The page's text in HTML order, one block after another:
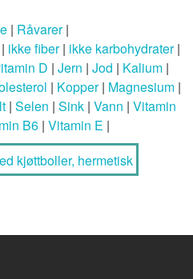
| Råvarer|
ikke fiber| ikke karbohydrater|
D | Jern | Jod | Kalium |
| Kopper| Magnesium |
| Selen | Sink | Vann | Vitamin
B6 | Vitamin E |
kjøttboller, hermetisk